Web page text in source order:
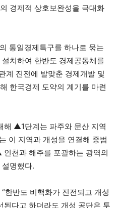
경제적 상호보완성을 극대화
통일경제특구를 하나로 묶는
치하여 한반도 경제공동체를
계 진전에 발맞춘 경제개발 및
한국경제 도약의 계기를 마련
해 ▲1단계는 파주와 문산 지역
이 지역과 개성을 연결해 중범
천과 해주를 포괄하는 광역의
명했다.
한반도 비핵화가 진전되고 개성
된다고 하더라도 개성 공단은 투